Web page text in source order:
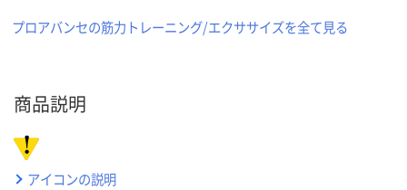
プロアバンセの筋力トレーニング/エクササイズを全て見る
商品説明
アイコンの説明